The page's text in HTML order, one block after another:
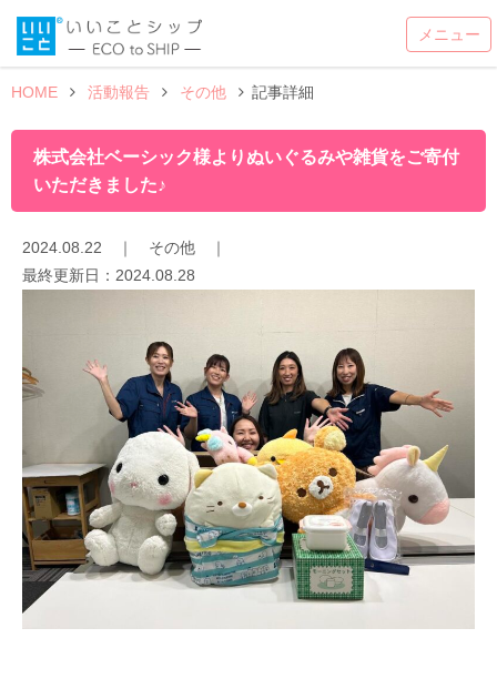
HOME 活動報告 その他 記事詳細
株式会社ベーシック様よりぬいぐるみや雑貨をご寄付
いただきました♪
2024.08.22 ｜ その他 ｜
最終更新日： 2024.08.28